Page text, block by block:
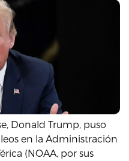
Donald Trump, puso
en la Administración
(NOAA, por sus